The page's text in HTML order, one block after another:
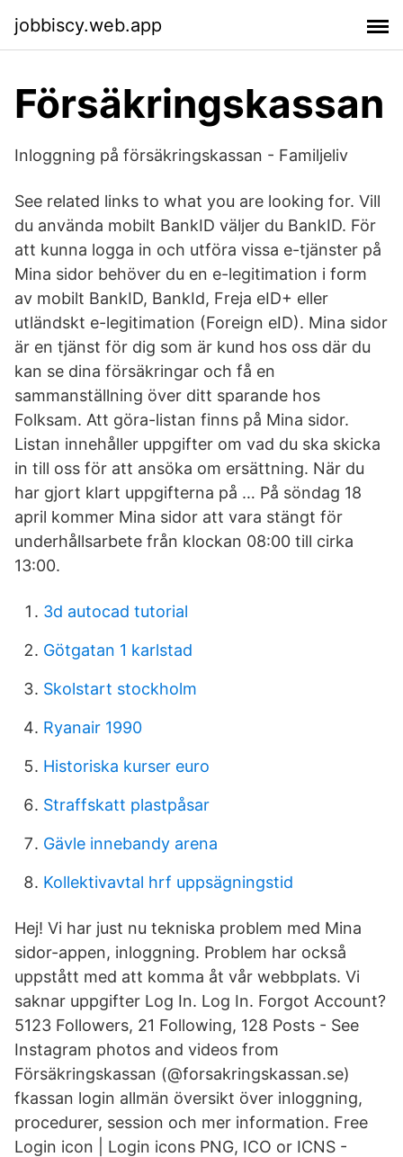
jobbiscy.web.app
Försäkringskassan
Inloggning på försäkringskassan - Familjeliv
See related links to what you are looking for. Vill
du använda mobilt BankID väljer du BankID. För
att kunna logga in och utföra vissa e-tjänster på
Mina sidor behöver du en e-legitimation i form
av mobilt BankID, BankId, Freja eID+ eller
utländskt e-legitimation (Foreign eID). Mina sidor
är en tjänst för dig som är kund hos oss där du
kan se dina försäkringar och få en
sammanställning över ditt sparande hos
Folksam. Att göra-listan finns på Mina sidor.
Listan innehåller uppgifter om vad du ska skicka
in till oss för att ansöka om ersättning. När du
har gjort klart uppgifterna på … På söndag 18
april kommer Mina sidor att vara stängt för
underhållsarbete från klockan 08:00 till cirka
13:00.
3d autocad tutorial
Götgatan 1 karlstad
Skolstart stockholm
Ryanair 1990
Historiska kurser euro
Straffskatt plastpåsar
Gävle innebandy arena
Kollektivavtal hrf uppsägningstid
Hej! Vi har just nu tekniska problem med Mina
sidor-appen, inloggning. Problem har också
uppstått med att komma åt vår webbplats. Vi
saknar uppgifter Log In. Log In. Forgot Account?
5123 Followers, 21 Following, 128 Posts - See
Instagram photos and videos from
Försäkringskassan (@forsakringskassan.se)
fkassan login allmän översikt över inloggning,
procedurer, session och mer information. Free
Login icon | Login icons PNG, ICO or ICNS -